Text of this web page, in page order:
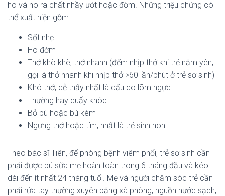
ho và ho ra chất nhầy ướt hoặc đờm. Những triệu chứng có
thể xuất hiện gồm:
Sốt nhẹ
Ho đờm
Thở khò khè, thở nhanh (đếm nhịp thở khi trẻ nằm yên,
gọi là thở nhanh khi nhịp thở >60 lần/phút ở trẻ sơ sinh)
Khó thở, dễ thấy nhất là dấu co lõm ngực
Thường hay quấy khóc
Bỏ bú hoặc bú kém
Ngưng thở hoặc tím, nhất là trẻ sinh non
Theo bác sĩ Tiên, để phòng bệnh viêm phổi, trẻ sơ sinh cần
phải được bú sữa mẹ hoàn toàn trong 6 tháng đầu và kéo
dài đến ít nhất 24 tháng tuổi. Mẹ và người chăm sóc trẻ cần
phải rửa tay thường xuyên bằng xà phòng, nguồn nước sạch,